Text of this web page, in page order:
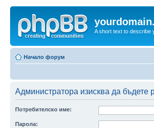
A short text to describe
Начало форум
Администратора изисква да бъдете
Потребителско име:
Парола: